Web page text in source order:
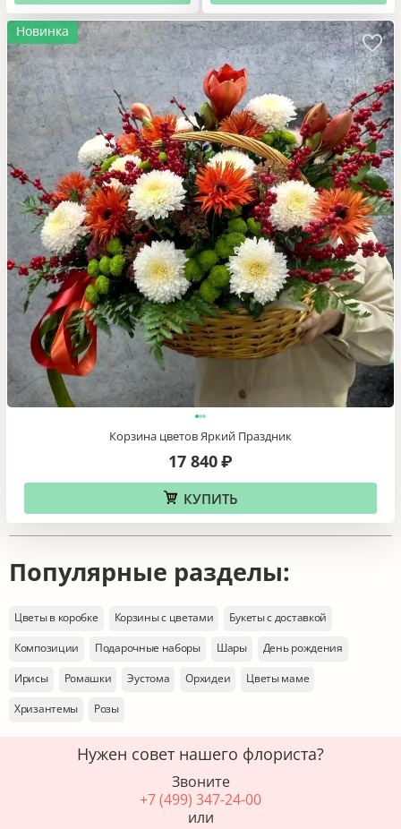
Новинка
Корзина цветов Яркий Праздник
17 840₽
КУПИТЬ
Популярные разделы:
Цветы в коробке Корзины с цветами
Букеты с доставкой
Композиции
Подарочные наборы Шары
День рождения
Ирисы
Ромашки Эустома Орхидеи
Цветы маме
Хризантемы
Розы
Нужен совет нашего флориста?
Звоните
+7 (499) 347-24-00
или